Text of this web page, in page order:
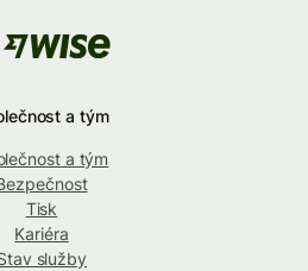
a tým
a tým
Tisk
Kariéra
služby